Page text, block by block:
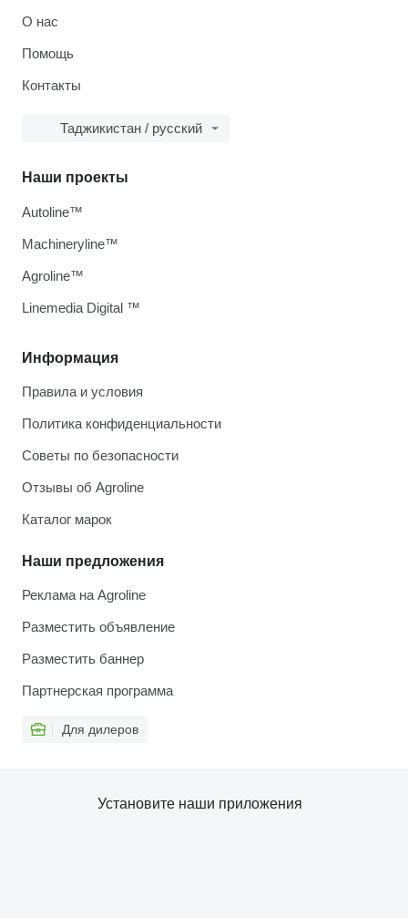
О нас
Помощь
Контакты
Таджикистан / русский
Информация
Правила и условия
Политика конфиденциальности
Советы по безопасности
Отзывы об Agroline
Каталог марок
Наши предложения
Реклама на Agroline
Разместить объявление
Разместить баннер
Партнерская программа
Для дилеров
Наши проекты
Autoline™
Machineryline™
Agroline™
Linemedia Digital ™
Установите наши приложения